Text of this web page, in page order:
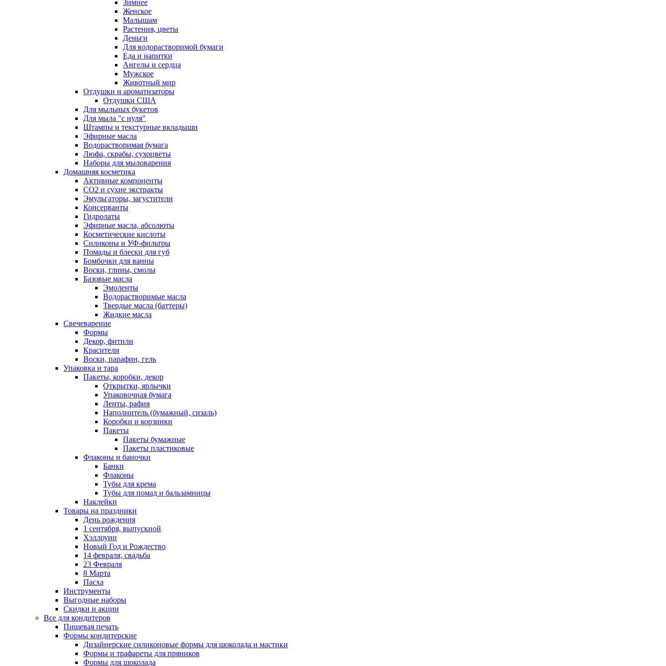
Зимнее
Женское
Малышам
Растения, цветы
Деньги
Для водорастворимой бумаги
Еда и напитки
Ангелы и сердца
Мужское
Животный мир
Отдушки и ароматизаторы
Отдушки США
Для мыльных букетов
Для мыла "с нуля"
Штампы и текстурные вкладыши
Эфирные масла
Водорастворимая бумага
Люфа, скрабы, сухоцветы
Наборы для мыловарения
Домашняя косметика
Активные компоненты
СО2 и сухие экстракты
Эмульгаторы, загустители
Консерванты
Гидролаты
Эфирные масла, абсолюты
Косметические кислоты
Силиконы и УФ-фильтры
Помады и блески для губ
Бомбочки для ванны
Воски, глины, смолы
Базовые масла
Эмоленты
Водорастворимые масла
Твердые масла (баттеры)
Жидкие масла
Свечеварение
Формы
Декор, фитили
Красители
Воски, парафин, гель
Упаковка и тара
Пакеты, коробки, декор
Открытки, ярлычки
Упаковочная бумага
Ленты, рафия
Наполнитель (бумажный, сизаль)
Коробки и корзинки
Пакеты
Пакеты бумажные
Пакеты пластиковые
Флаконы и баночки
Банки
Флаконы
Тубы для крема
Тубы для помад и бальзамницы
Наклейки
Товары на праздники
День рождения
1 сентября, выпускной
Хэллоуин
Новый Год и Рождество
14 февраля, свадьба
23 Февраля
8 Марта
Пасха
Инструменты
Выгодные наборы
Скидки и акции
Все для кондитеров
Пищевая печать
Формы кондитерские
Дизайнерские силиконовые формы для шоколада и мастики
Формы и трафареты для пряников
Формы для шоколада